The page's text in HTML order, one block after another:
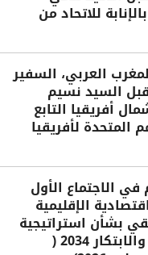
للاتحاد من
العربي، السفير
السيد نسيم
أفريقيا التابع
المتحدة لأفريقيا
في الاجتماع الأول
الإقليمية
بشأن استراتيجية
العلوم والتكنولوجيا والابتكار 2034 (